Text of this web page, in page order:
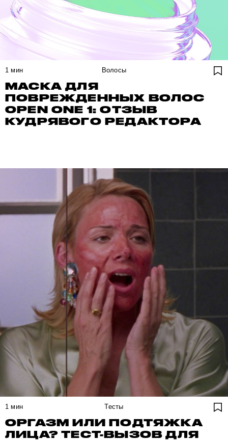
1 мин Волосы
МАСКА ДЛЯ
ПОВРЕЖДЕННЫХ ВОЛОС
OPEN ONE 1: ОТЗЫВ
КУДРЯВОГО РЕДАКТОРА
1 мин Тесты
ОРГАЗМ ИЛИ ПОДТЯЖКА
ЛИЦА? ТЕСТ-ВЫЗОВ ДЛЯ